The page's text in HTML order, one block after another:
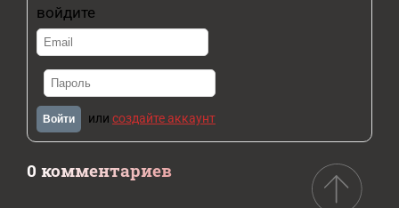
войдите
Войти или создайте аккаунт
0 комментариев